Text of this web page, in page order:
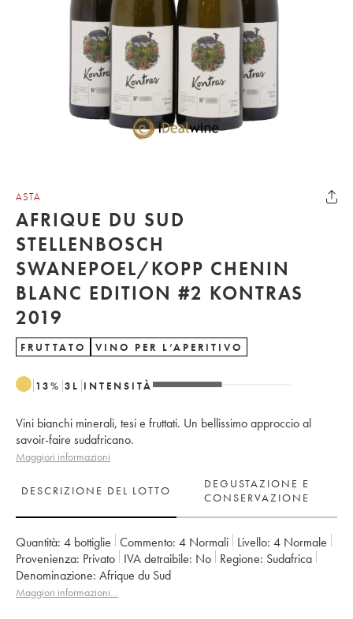
ASTA
AFRIQUE DU SUD
STELLENBOSCH
SWANEPOEL/KOPP CHENIN
BLANC EDITION #2 KONTRAS
2019
FRUTTATO VINO PER L’APERITIVO
13% 3 L INTENSITÀ
Vini bianchi minerali, tesi e fruttati. Un bellissimo approccio al
savoir-faire sudafricano.
Maggiori informazioni
DESCRIZIONE DEL LOTTO
DEGUSTAZIONE E
CONSERVAZIONE
Quantità: 4 bottiglie Commento: 4 Normali Livello: 4 Normale
Provenienza:
privato IVA detraibile: no Regione:
Sudafrica
Denominazione:
Afrique du Sud
Maggiori informazioni…